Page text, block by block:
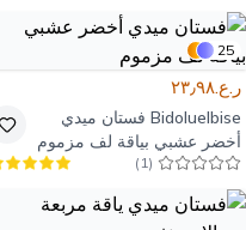
25
ر.ع.٢٣٫٩٨
Bidoluelbise فستان ميدي
أخضر عشبي بياقة لف مزموم
(
1
)